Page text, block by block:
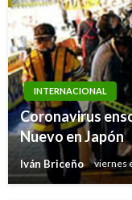
INTERNACIONAL
Coronavirus
Nuevo en Japón
Iván Briceño viernes